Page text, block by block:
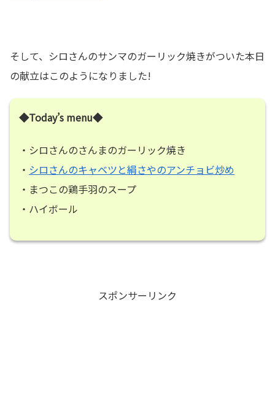
そして、シロさんのサンマのガーリック焼きがついた本日
の献立はこのようになりました!
◆Today’s menu◆
・シロさんのさんまのガーリック焼き
・ シロさんのキャベツと絹さやのアンチョビ炒め
・まつこの鶏手羽のスープ
・ハイボール
スポンサーリンク